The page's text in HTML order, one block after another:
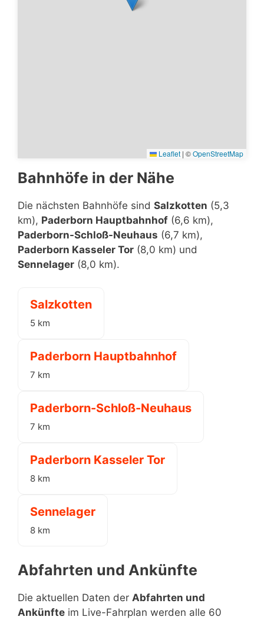
Leaflet | ©OpenStreetMap
Bahnhöfe in der Nähe
Die nächsten Bahnhöfe sind Salzkotten (5,3
km), Paderborn Hauptbahnhof (6,6 km),
Paderborn-Schloß-Neuhaus (6,7 km),
Paderborn Kasseler Tor (8,0 km) und
Sennelager (8,0 km).
Salzkotten
5 km
Paderborn Hauptbahnhof
7 km
Paderborn-Schloß-Neuhaus
7 km
Paderborn Kasseler Tor
8 km
Sennelager
8 km
Abfahrten und Ankünfte
Die aktuellen Daten der Abfahrten und
Ankünfte im Live-Fahrplan werden alle 60